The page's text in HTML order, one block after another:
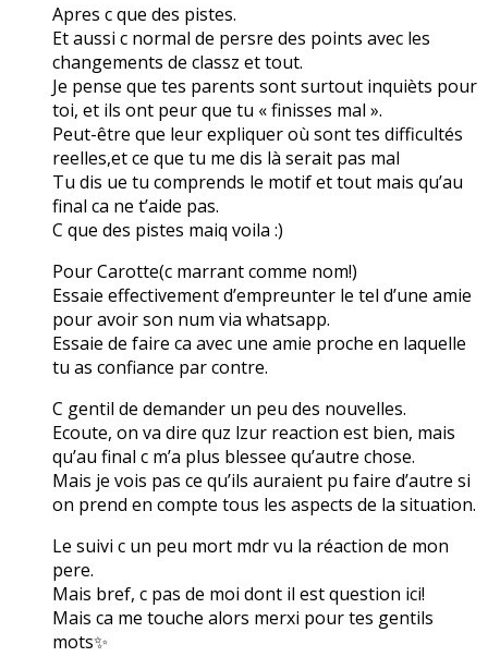
Apres c que des pistes.
Et aussi c normal de persre des points avec les
changements de classz et tout.
Je pense que tes parents sont surtout inquièts pour
toi, et ils ont peur que tu « finisses mal ».
Peut-être que leur expliquer où sont tes difficultés
reelles,et ce que tu me dis là serait pas mal
Tu dis ue tu comprends le motif et tout mais qu’au
final ca ne t’aide pas.
C que des pistes maiq voila :)
Pour Carotte(c marrant comme nom!)
Essaie effectivement d’empreunter le tel d’une amie
pour avoir son num via whatsapp.
Essaie de faire ca avec une amie proche en laquelle
tu as confiance par contre.
C gentil de demander un peu des nouvelles.
Ecoute, on va dire quz lzur reaction est bien, mais
qu’au final c m’a plus blessee qu’autre chose.
Mais je vois pas ce qu’ils auraient pu faire d’autre si
on prend en compte tous les aspects de la situation.
Le suivi c un peu mort mdr vu la réaction de mon
pere.
Mais bref, c pas de moi dont il est question ici!
Mais ca me touche alors merxi pour tes gentils
mots✨